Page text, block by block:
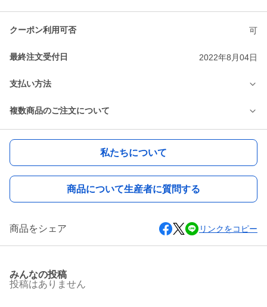
クーポン利用可否 可
最終注文受付日 2022年8月04日
支払い方法
複数商品のご注文について
私たちについて
商品について生産者に質問する
商品をシェア リンクをコピー
みんなの投稿
投稿はありません